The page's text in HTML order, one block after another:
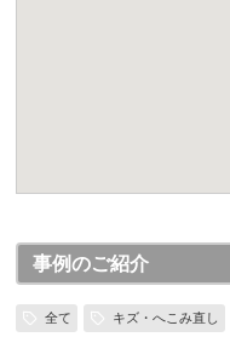
事例のご紹介
全て キズ・へこみ直し